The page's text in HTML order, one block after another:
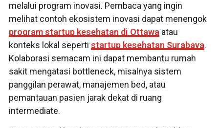
melalui program inovasi. Pembaca yang ingin
melihat contoh ekosistem inovasi dapat menengok
program startup kesehatan di Ottawa atau
konteks lokal seperti startup kesehatan Surabaya.
Kolaborasi semacam ini dapat membantu rumah
sakit mengatasi bottleneck, misalnya sistem
panggilan perawat, manajemen bed, atau
pemantauan pasien jarak dekat di ruang
intermediate.